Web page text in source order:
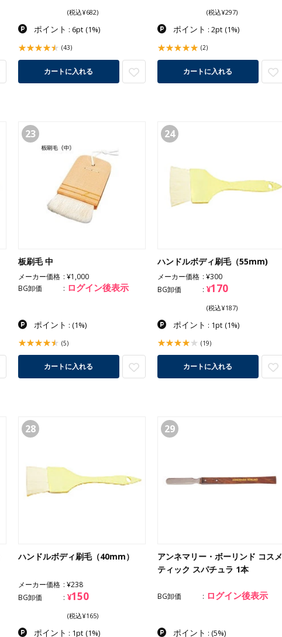
(税込¥682)
ポイント : 6pt (1%)
(43)
カートに入れる
(税込¥297)
ポイント : 2pt (1%)
(2)
カートに入れる
23
板刷毛 中
メーカー価格
¥1,000
BG卸価
ログイン後表示
ポイント : (1%)
(5)
カートに入れる
24
ハンドルボディ刷毛（55mm)
メーカー価格
¥300
BG卸価
¥170
(税込¥187)
ポイント : 1pt (1%)
(19)
カートに入れる
28
ハンドルボディ刷毛（40mm）
メーカー価格
¥238
BG卸価
¥150
(税込¥165)
ポイント : 1pt (1%)
29
アンネマリー・ボーリンド コスメ
ティック スパチュラ 1本
BG卸価 ログイン後表示
ポイント : (5%)